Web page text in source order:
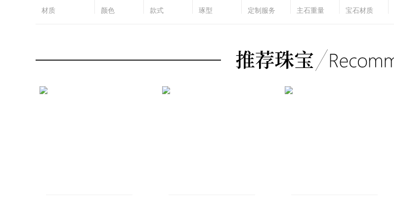
材质 颜色 款式 琢型 定制服务 主石重量 宝石材质